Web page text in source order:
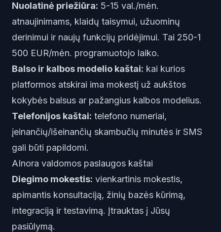
Nuolatinė priežiūra: 5-15 val./mėn.
atnaujinimams, klaidų taisymui, užuominų
derinimui ir naujų funkcijų pridėjimui. Tai 250-1
500 EUR/mėn. programuotojo laiko.
Balso ir kalbos modelio kaštai: kai kurios
platformos atskirai ima mokestį už aukštos
kokybės balsus ar pažangius kalbos modelius.
Telefonijos kaštai: telefono numeriai,
įeinančių/išeinančių skambučių minutės ir SMS
gali būti papildomi.
AInora valdomos paslaugos kaštai
Diegimo mokestis: vienkartinis mokestis,
apimantis konsultaciją, žinių bazės kūrimą,
integraciją ir testavimą. Įtrauktas į Jūsų
pasiūlymą.